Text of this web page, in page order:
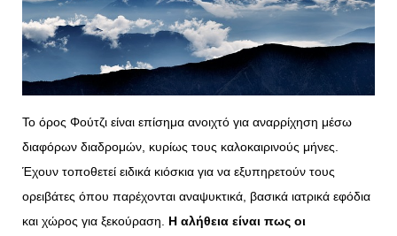
Το όρος Φούτζι είναι επίσημα ανοιχτό για αναρρίχηση μέσω
διαφόρων διαδρομών, κυρίως τους καλοκαιρινούς μήνες.
Έχουν τοποθετεί ειδικά κιόσκια για να εξυπηρετούν τους
ορειβάτες όπου παρέχονται αναψυκτικά, βασικά ιατρικά εφόδια
και χώρος για ξεκούραση. Η αλήθεια είναι πως οι